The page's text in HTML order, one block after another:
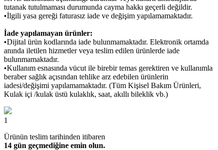
tutanak tutulmaması durumunda cayma hakkı geçerli değildir.
•İlgili yasa gereği faturasız iade ve değişim yapılamamaktadır.
İade yapılamayan ürünler:
•Dijital ürün kodlarında iade bulunmamaktadır. Elektronik ortamda
anında iletilen hizmetler veya teslim edilen ürünlerde iade
bulunmamaktadır.
•Kullanım esnasında vücut ile birebir temas gerektiren ve kullanımla
beraber sağlık açısından tehlike arz edebilen ürünlerin
iadesi/değişimi yapılamamaktadır. (Tüm Kişisel Bakım Ürünleri,
Kulak içi /kulak üstü kulaklık, saat, akıllı bileklik vb.)
1
Ürünün teslim tarihinden itibaren
14 gün geçmediğine emin olun.